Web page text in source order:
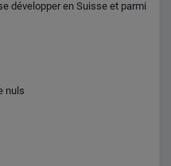
développer en Suisse et parmi
nuls